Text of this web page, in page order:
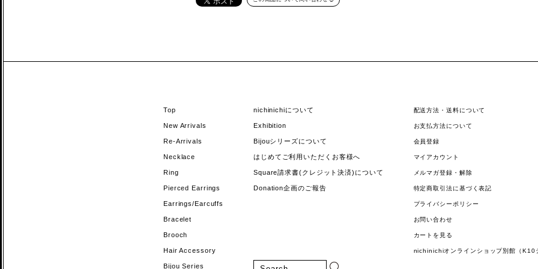
Top
New Arrivals
Re-Arrivals
Necklace
Ring
Pierced Earrings
Earrings/Earcuffs
Bracelet
Brooch
Hair Accessory
Bijou Series
nichinichiについて
Exhibition
Bijouシリーズについて
はじめてご利用いただくお客様へ
Square請求書(クレジット決済)について
Donation企画のご報告
配送方法・送料について
お支払方法について
会員登録
マイアカウント
メルマガ登録・解除
特定商取引法に基づく表記
プライバシーポリシー
お問い合わせ
カートを見る
nichinichiオンラインショップ別館（K10